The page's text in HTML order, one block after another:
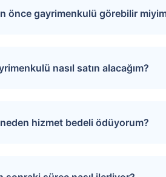
önce gayrimenkulü görebilir
nasıl satın alacağım?
tarafından değerlendirilerek
hizmet bedeli ödüyorum?